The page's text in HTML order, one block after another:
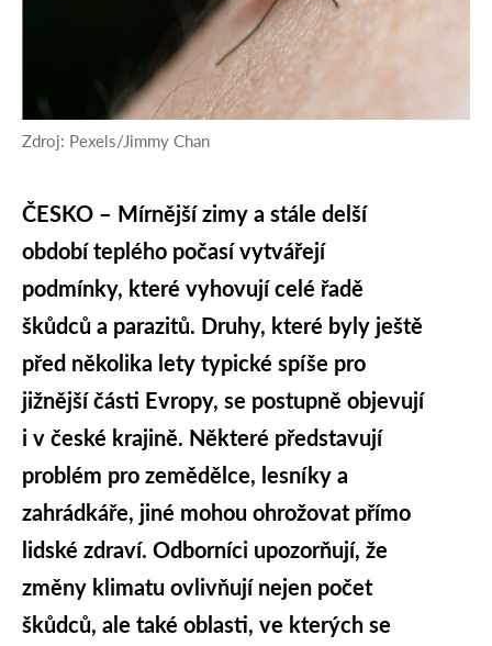
Zdroj: Pexels/Jimmy Chan
ČESKO – Mírnější zimy a stále delší
období teplého počasí vytvářejí
podmínky, které vyhovují celé řadě
škůdců a parazitů. Druhy, které byly ještě
před několika lety typické spíše pro
jižnější části Evropy, se postupně objevují
i v české krajině. Některé představují
problém pro zemědělce, lesníky a
zahrádkáře, jiné mohou ohrožovat přímo
lidské zdraví. Odborníci upozorňují, že
změny klimatu ovlivňují nejen počet
škůdců, ale také oblasti, ve kterých se